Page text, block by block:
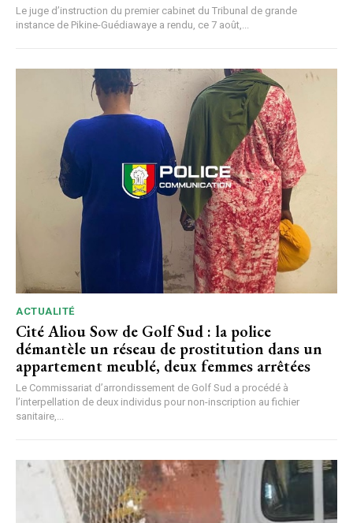
Le juge d’instruction du premier cabinet du Tribunal de grande
instance de Pikine-Guédiawaye a rendu, ce 7 août,...
ACTUALITÉ
Cité Aliou Sow de Golf Sud : la police
démantèle un réseau de prostitution dans un
appartement meublé, deux femmes arrêtées
Le Commissariat d’arrondissement de Golf Sud a procédé à
l’interpellation de deux individus pour non-inscription au fichier
sanitaire,...